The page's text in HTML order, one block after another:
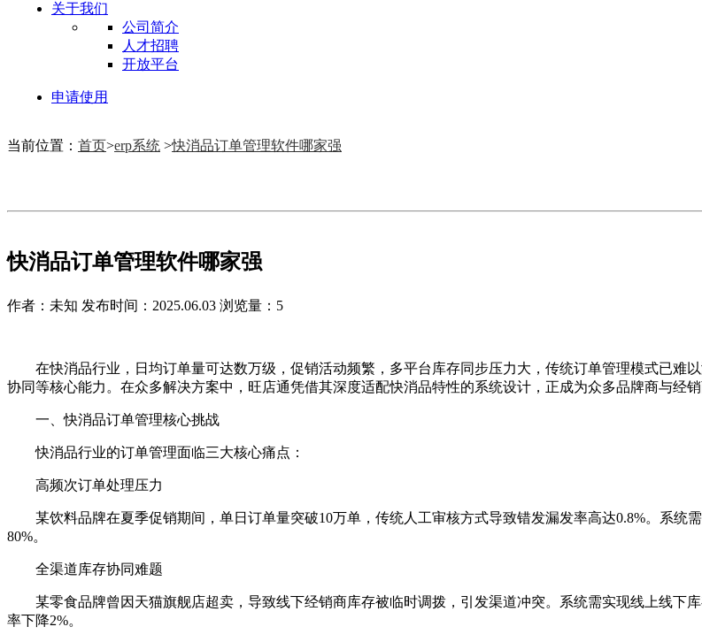
关于我们
公司简介
人才招聘
开放平台
申请使用
当前位置： 首页>erp系统 >快消品订单管理软件哪家强
快消品订单管理软件哪家强
作者：未知 发布时间：2025.06.03 浏览量：5
在快消品行业，日均订单量可达数万级，促销活动频繁，多平台库存同步压力大，传统订单管理模式已难
协同等核心能力。在众多解决方案中，旺店通凭借其深度适配快消品特性的系统设计，正成为众多品牌商与经销
一、快消品订单管理核心挑战
快消品行业的订单管理面临三大核心痛点：
高频次订单处理压力
某饮料品牌在夏季促销期间，单日订单量突破10万单，传统人工审核方式导致错发漏发率高达0.8%。系统
80%。
全渠道库存协同难题
某零食品牌曾因天猫旗舰店超卖，导致线下经销商库存被临时调拨，引发渠道冲突。系统需实现线上线下库
率下降2%。